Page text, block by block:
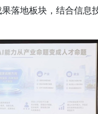
落地板块，结合信